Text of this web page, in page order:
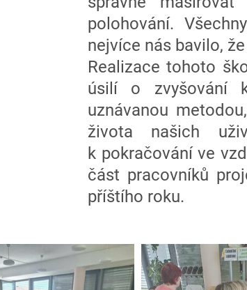
polohování.
nejvíce nás bavilo,
Realizace tohoto
úsilí o zvyšování
uznávanou
života našich
k pokračování ve
část pracovníků
příštího roku.